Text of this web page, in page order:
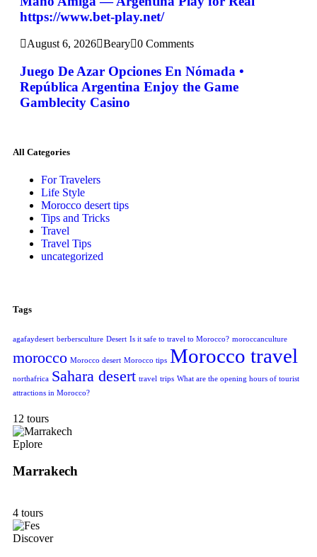
https://www.bet-play.net/
August 6, 2026 Beary 0 Comments
Juego De Azar Opciones En Nómada •
República Argentina Enjoy the Game
Gamblecity Casino
All Categories
For Travelers
Life Style
Morocco desert tips
Tips and Tricks
Travel
Travel Tips
uncategorized
Tags
agafaydesert berbersculture Desert Is it safe to travel to Morocco? moroccanculture
morocco Morocco desert Morocco tips Morocco travel
northafrica Sahara desert travel trips What are the opening hours of tourist
attractions in Morocco?
12 tours
Eplore
Marrakech
4 tours
Discover